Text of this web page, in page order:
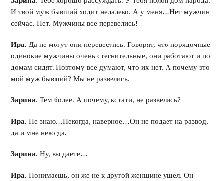
И твой муж бывший ходит недалеко. А у меня…Нет мужчин
сейчас. Нет. Мужчины все перевелись!
Ира. Да не могут они перевестись. Говорят, что порядочные
одинокие мужчины очень стеснительные, они работают и по
домам сидят. Поэтому все думают, что их нет. А почему это
мой муж бывший? Мы не развелись.
Зарина. Тем более. А почему, кстати, не развелись?
Ира. Не знаю…Некогда, наверное…Он не подает на развод,
да и мне некогда.
Зарина. Ну, вы даете…
Ира. Понимаешь, он же не к другой женщине ушел. Он